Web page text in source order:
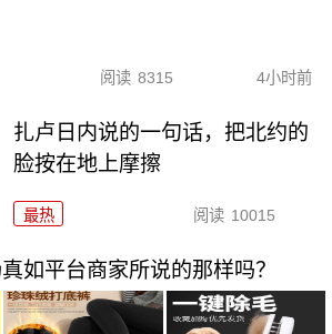
阅读 8315 4小时前
扎卢日内说的一句话，把北约的
脸按在地上摩擦
最热 阅读 10015
如平台商家所说的那样吗？